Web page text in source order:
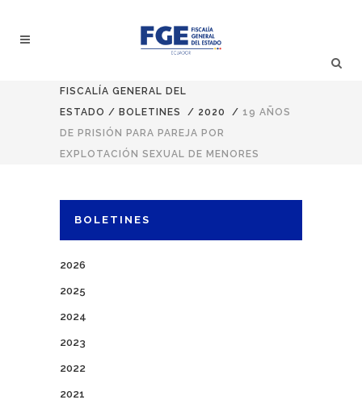
FISCALÍA GENERAL DEL
ESTADO / BOLETINES / 2020 / 19 AÑOS
DE PRISIÓN PARA PAREJA POR
EXPLOTACIÓN SEXUAL DE MENORES
BOLETINES
2026
2025
2024
2023
2022
2021